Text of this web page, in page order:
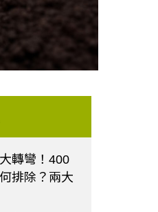
轉彎！400
排除？兩大